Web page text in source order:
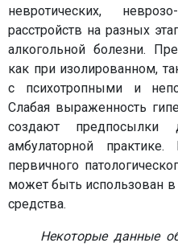
невротических,
расстройств на разных
алкогольной болезни.
как при изолированном,
с психотропными и
Слабая выраженность
создают
амбулаторной
первичного
может быть использован в
средства.
Некоторые данные